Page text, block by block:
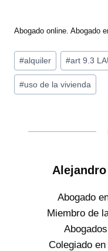
Abogado online. Abogado
Etiquetas
de
la
#alquiler #art 9.3
#uso de la vivienda
Abogado
Miembro de
Colegiado